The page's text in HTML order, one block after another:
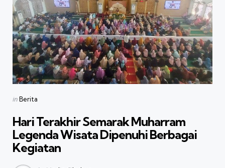
Categories
Posted
inBerita
Hari Terakhir Semarak Muharram
Legenda Wisata Dipenuhi Berbagai
Kegiatan